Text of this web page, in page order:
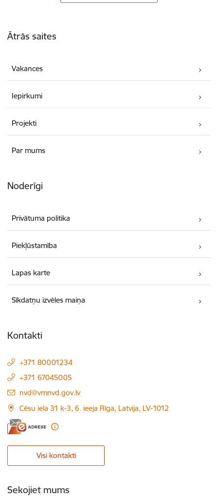
Ātrās saites
Vakances
Iepirkumi
Projekti
Par mums
Noderīgi
Privātuma politika
Piekļūstamība
Lapas karte
Sīkdatņu izvēles maiņa
Kontakti
+371 80001234
+371 67045005
E-pasts:
nvd@vmnvd.gov.lv
Cēsu iela 31 k-3, 6. ieeja Rīga, Latvija, LV-1012
Visi kontakti
Sekojiet mums